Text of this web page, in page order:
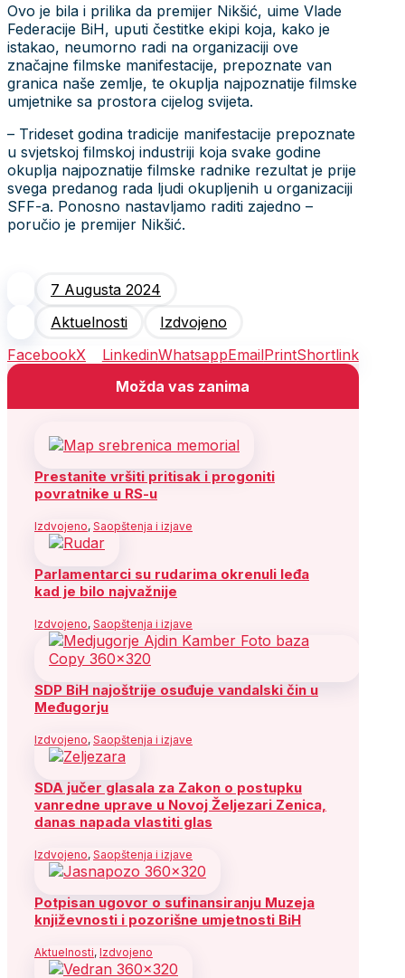
Ovo je bila i prilika da premijer Nikšić, uime Vlade
Federacije BiH, uputi čestitke ekipi koja, kako je
istakao, neumorno radi na organizaciji ove
značajne filmske manifestacije, prepoznate van
granica naše zemlje, te okuplja najpoznatije filmske
umjetnike sa prostora cijelog svijeta.
– Trideset godina tradicije manifestacije prepoznate
u svjetskoj filmskoj industriji koja svake godine
okuplja najpoznatije filmske radnike rezultat je prije
svega predanog rada ljudi okupljenih u organizaciji
SFF-a. Ponosno nastavljamo raditi zajedno –
poručio je premijer Nikšić.
7 Augusta 2024
Aktuelnosti
Izdvojeno
FacebookX LinkedinWhatsappEmailPrintShortlink
Možda vas zanima
Prestanite vršiti pritisak i progoniti
povratnike u RS-u
Izdvojeno, Saopštenja i izjave
Parlamentarci su rudarima okrenuli leđa
kad je bilo najvažnije
Izdvojeno, Saopštenja i izjave
SDP BiH najoštrije osuđuje vandalski čin u
Međugorju
Izdvojeno, Saopštenja i izjave
SDA jučer glasala za Zakon o postupku
vanredne uprave u Novoj Željezari Zenica,
danas napada vlastiti glas
Izdvojeno, Saopštenja i izjave
Potpisan ugovor o sufinansiranju Muzeja
književnosti i pozorišne umjetnosti BiH
Aktuelnosti, Izdvojeno